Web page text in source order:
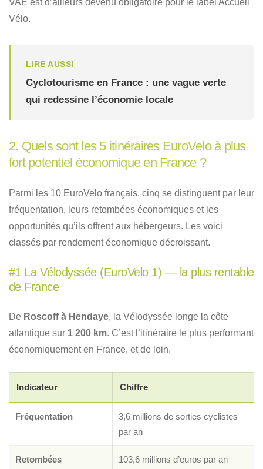
VAE est d’ailleurs devenu obligatoire pour le label Accueil
Vélo.
LIRE AUSSI
Cyclotourisme en France : une vague verte
qui redessine l’économie locale
2. Quels sont les 5 itinéraires EuroVelo à plus
fort potentiel économique en France ?
Parmi les 10 EuroVelo français, cinq se distinguent par leur
fréquentation, leurs retombées économiques et les
opportunités qu’ils offrent aux hébergeurs. Les voici
classés par rendement économique décroissant.
#1 La Vélodyssée (EuroVelo 1) — la plus rentable
de France
De Roscoff à Hendaye, la Vélodyssée longe la côte
atlantique sur 1 200 km. C’est l’itinéraire le plus performant
économiquement en France, et de loin.
Indicateur Chiffre
Fréquentation
3,6 millions de sorties cyclistes
par an
Retombées
103,6 millions d’euros par an